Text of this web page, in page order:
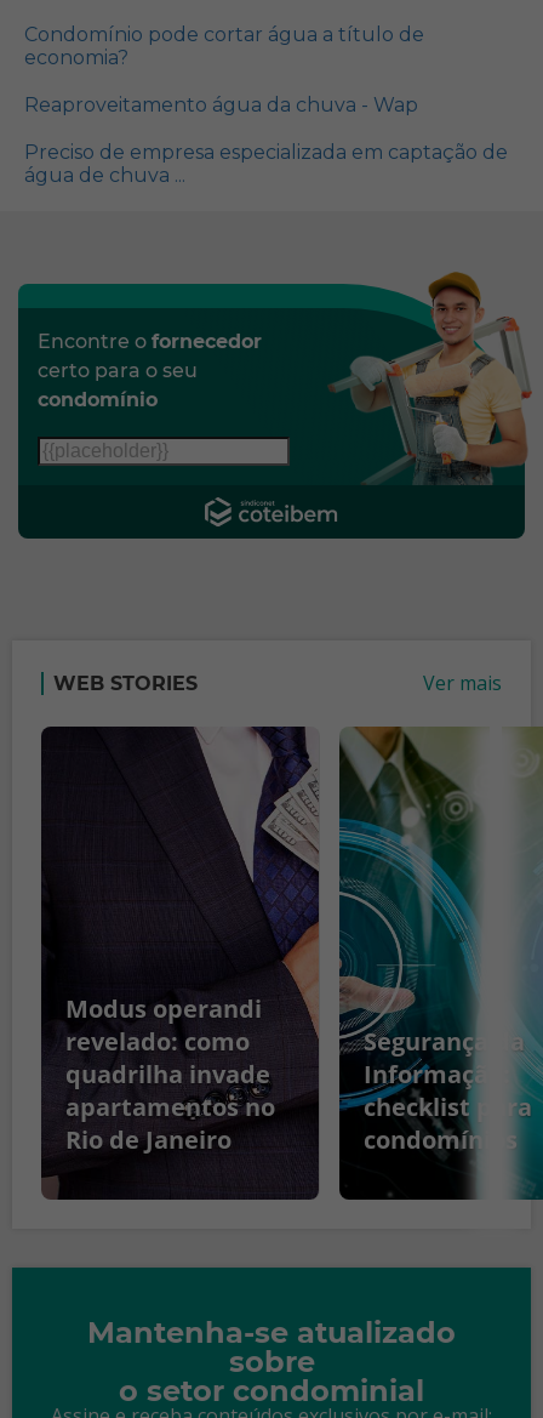
Condomínio pode cortar água a título de
economia?
Reaproveitamento água da chuva - Wap
Preciso de empresa especializada em captação de
água de chuva ...
Encontre o fornecedor
certo para o seu
condomínio
WEB STORIES Ver mais
Modus operandi
revelado: como
quadrilha invade
apartamentos no
Rio de Janeiro
Segurança da
Informação:
checklist para
condomínios
Mantenha-se atualizado
sobre
o setor condominial